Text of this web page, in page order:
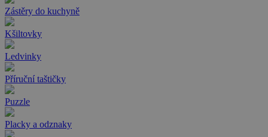
Zástěry do kuchyně
Kšiltovky
Ledvinky
Příruční taštičky
Puzzle
Placky a odznaky